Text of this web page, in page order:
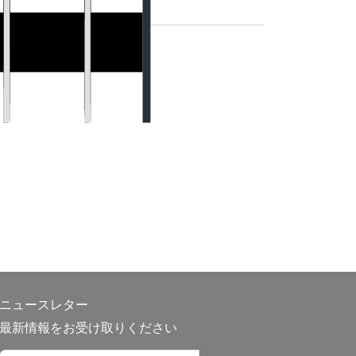
ニュースレター
最新情報をお受け取りください